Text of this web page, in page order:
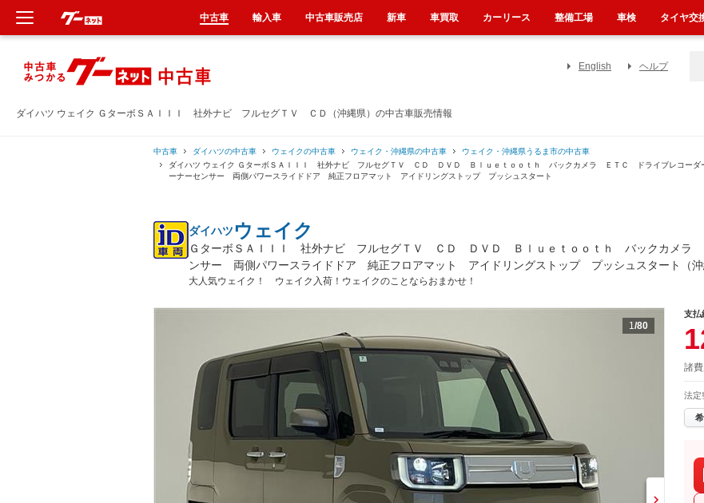
ダイハツ ウェイク ＧターボＳＡＩＩＩ 社外ナビ フルセグＴＶ ＣＤ（沖縄県）の中古車販売情報
English ヘルプ
中古車 ダイハツの中古車 ウェイクの中古車 ウェイク・沖縄県の中古車
ウェイク・沖縄県うるま市の中古車
ダイハツ ウェイク ＧターボＳＡＩＩＩ 社外ナビ フルセグＴＶ ＣＤ ＤＶＤ Ｂｌｕｅｔｏｏｔｈ バックカメラ ＥＴＣ ドライブレコー
ーナーセンサー 両側パワースライドドア 純正フロアマット アイドリングストップ プッシュスタート
ダイハツウェイク
ＧターボＳＡＩＩＩ 社外ナビ フルセグＴＶ ＣＤ ＤＶＤ Ｂｌｕｅｔｏｏｔｈ バックカメラ
ンサー 両側パワースライドドア 純正フロアマット アイドリングストップ プッシュスタート（沖
大人気ウェイク！ ウェイク入荷！ウェイクのことならおまかせ！
1/80
支払
諸
法定
中古車 輸入車 中古車販売店 新車 車買取 カーリース 整備工場 車検 タイヤ交
新車
中古車